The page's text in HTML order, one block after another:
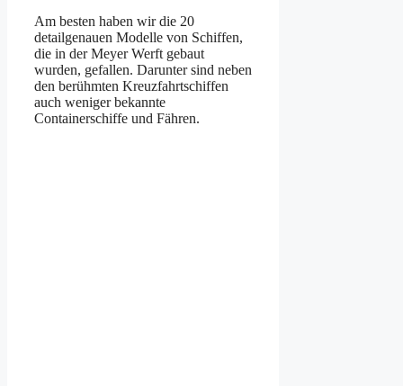
Am besten haben wir die 20
detailgenauen Modelle von Schiffen,
die in der Meyer Werft gebaut
wurden, gefallen. Darunter sind neben
den berühmten Kreuzfahrtschiffen
auch weniger bekannte
Containerschiffe und Fähren.